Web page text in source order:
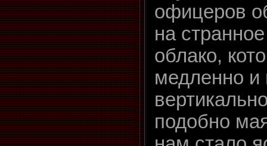
офицеров
на
облако,
медленно и
подобно